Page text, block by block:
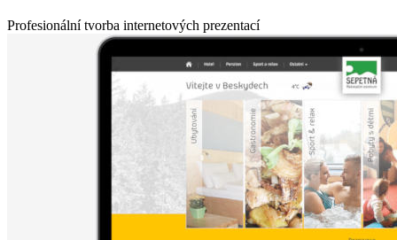
Profesionální tvorba internetových prezentací